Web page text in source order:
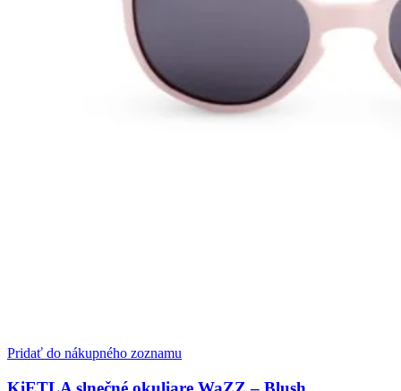
Pridať do nákupného zoznamu